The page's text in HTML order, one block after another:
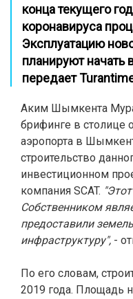
конца текущего
коронавируса
Эксплуатацию
планируют
передает
Аким Шымкента
брифинге в столице
аэропорта в
строительство
инвестиционном
компания SCAT.
Собственником
предоставили
инфраструктуру", -
По его словам,
2019 года. Площадь